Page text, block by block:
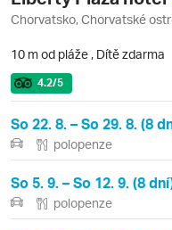
Chorvatsko, Chorvatské
10 m od pláže , Dítě zdarma
4.2/5
So 22. 8. – So 29. 8. (8
polopenze
So 5. 9. – So 12. 9. (8
polopenze